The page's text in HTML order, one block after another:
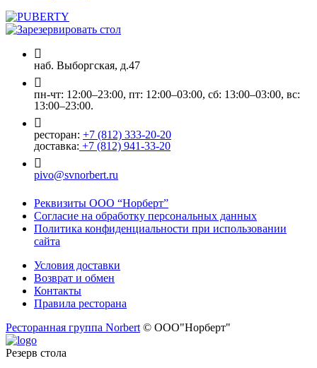
наб. Выборгская, д.47
пн-чт: 12:00–23:00, пт: 12:00–03:00, сб: 13:00–03:00, вс:
13:00–23:00.
ресторан: +7 (812) 333-20-20
доставка: +7 (812) 941-33-20
pivo@svnorbert.ru
Реквизиты ООО “Норберт”
Согласие на обработку персональных данных
Политика конфиденциальности при использовании
сайта
Условия доставки
Возврат и обмен
Контакты
Правила ресторана
Ресторанная группа Norbert © ООО"Норберт"
Резерв стола